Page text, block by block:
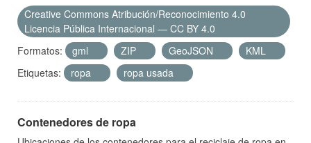
Creative Commons Atribución/Reconocimiento 4.0
Licencia Pública Internacional — CC BY 4.0
Formatos:
gml ZIP GeoJSON
KML
Etiquetas:
ropa ropa usada
Contenedores de ropa